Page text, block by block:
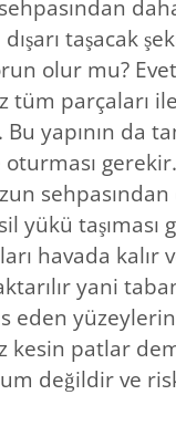
taşacak
olur mu?
tüm parçaları
yapının da
gerekir.
sehpasından
yükü taşıması
havada kalır
yani
eden
kesin patlar
değildir ve